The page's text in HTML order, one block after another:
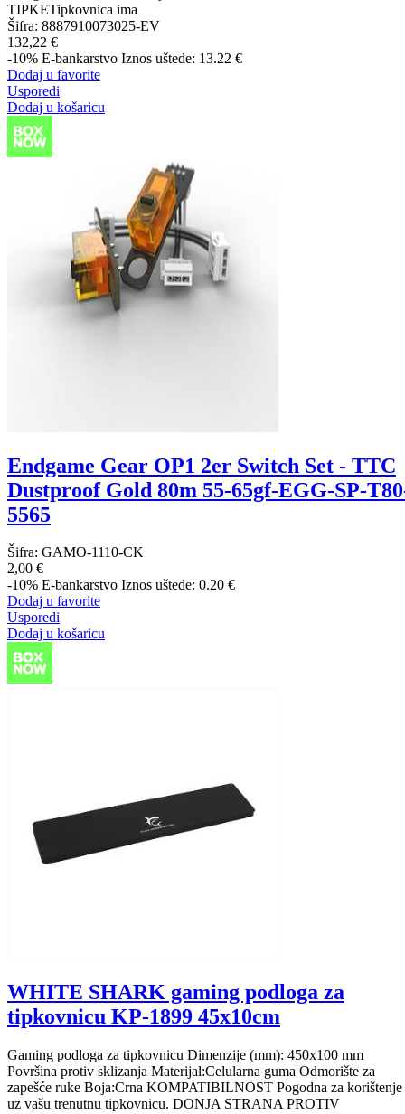
TIPKETipkovnica ima
Šifra: 8887910073025-EV
132,22 €
-10% E-bankarstvo Iznos uštede: 13.22 €
Dodaj u favorite
Usporedi
Dodaj u košaricu
Endgame Gear OP1 2er Switch Set - TTC
Dustproof Gold 80m 55-65gf-EGG-SP-
5565
Šifra: GAMO-1110-CK
2,00 €
-10% E-bankarstvo Iznos uštede: 0.20 €
Dodaj u favorite
Usporedi
Dodaj u košaricu
WHITE SHARK gaming podloga za
tipkovnicu KP-1899 45x10cm
Gaming podloga za tipkovnicu Dimenzije (mm): 450x100 mm
Površina protiv sklizanja Materijal:Celularna guma Odmorište za
zapešće ruke Boja:Crna KOMPATIBILNOST Pogodna za korištenje
uz vašu trenutnu tipkovnicu. DONJA STRANA PROTIV